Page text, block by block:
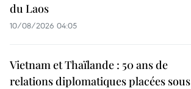
du Laos
10/08/2026 04:05
Vietnam et Thaïlande : 50 ans de
relations diplomatiques placées sous